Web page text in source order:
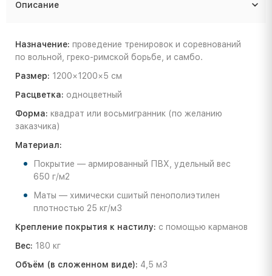
Описание
Назначение: проведение тренировок и соревнований
по вольной, греко-римской борьбе, и самбо.
Размер: 1200×1200×5 см
Расцветка: одноцветный
Форма: квадрат или восьмигранник (по желанию
заказчика)
Материал:
Покрытие — армированный ПВХ, удельный вес
650 г/м2
Маты — химически сшитый пенополиэтилен
плотностью 25 кг/м3
Крепление покрытия к настилу: с помощью карманов
Вес: 180 кг
Объём (в сложенном виде): 4,5 м3